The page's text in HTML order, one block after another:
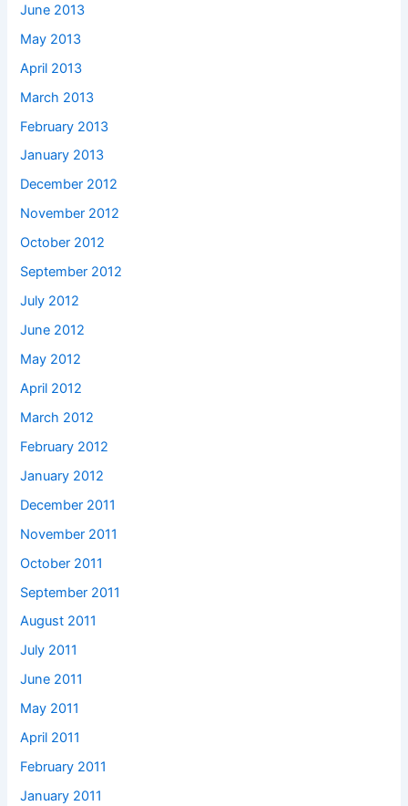
June 2013
May 2013
April 2013
March 2013
February 2013
January 2013
December 2012
November 2012
October 2012
September 2012
July 2012
June 2012
May 2012
April 2012
March 2012
February 2012
January 2012
December 2011
November 2011
October 2011
September 2011
August 2011
July 2011
June 2011
May 2011
April 2011
February 2011
January 2011